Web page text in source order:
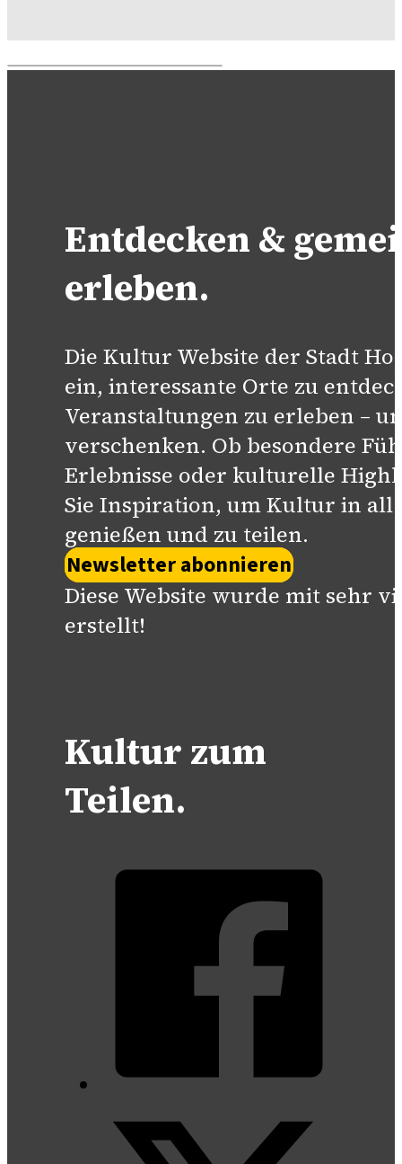
Entdecken &
erleben.
Die Kultur Website der Stadt
ein, interessante Orte zu
Veranstaltungen zu erleben –
verschenken. Ob besondere
Erlebnisse oder kulturelle
Sie Inspiration, um Kultur in all
genießen und zu teilen.
Newsletter abonnieren
Diese Website wurde mit sehr
erstellt!
Kultur zum
Teilen.